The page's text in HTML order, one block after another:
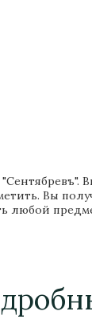
Вы
любой